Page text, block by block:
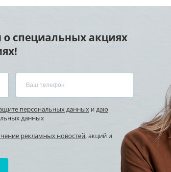
специальных акциях
персональных данныхидаю
данных
рекламных новостей, акций и